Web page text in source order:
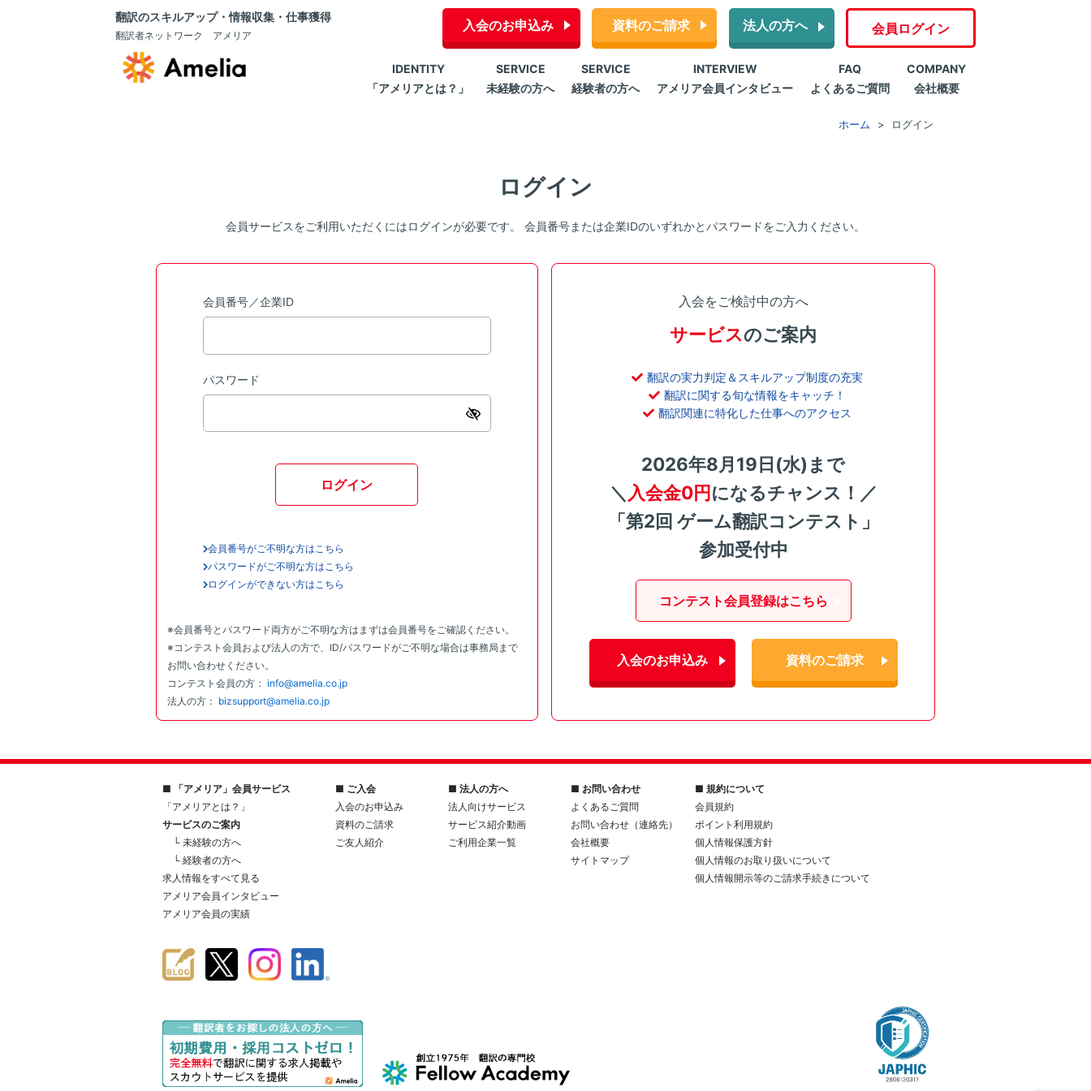
翻訳のスキルアップ・情報収集・仕事獲得
翻訳者ネットワーク アメリア
入会のお申込み 資料のご請求 法人の方へ 会員ログイン
IDENTITY
「アメリアとは？」
SERVICE
未経験の方へ
SERVICE
経験者の方へ
INTERVIEW
アメリア会員インタビュー
FAQ
よくあるご質問
COMPANY
会社概要
ホーム ログイン
ログイン
会員サービスをご利用いただくにはログインが必要です。 会員番号または企業IDのいずれかとパスワードをご入力ください。
会員番号／企業ID
パスワード
ログイン
会員番号がご不明な方はこちら
パスワードがご不明な方はこちら
ログインができない方はこちら
※会員番号とパスワード両方がご不明な方はまずは会員番号をご確認ください。
※コンテスト会員および法人の方で、ID/パスワードがご不明な場合は事務局まで
お問い合わせください。
コンテスト会員の方： info@amelia.co.jp
法人の方： bizsupport@amelia.co.jp
入会をご検討中の方へ
サービスのご案内
翻訳の実力判定＆スキルアップ制度の充実
翻訳に関する旬な情報をキャッチ！
翻訳関連に特化した仕事へのアクセス
2026年8月19日(水)まで
＼ 入会金0円になるチャンス！／
「第2回 ゲーム翻訳コンテスト」
参加受付中
コンテスト会員登録はこちら
入会のお申込み 資料のご請求
■ 「アメリア」会員サービス
「アメリアとは？」
サービスのご案内
└ 未経験の方へ
└ 経験者の方へ
求人情報をすべて見る
アメリア会員インタビュー
アメリア会員の実績
■ ご入会
入会のお申込み
資料のご請求
ご友人紹介
■ 法人の方へ
法人向けサービス
サービス紹介動画
ご利用企業一覧
■ お問い合わせ
よくあるご質問
お問い合わせ（連絡先）
会社概要
サイトマップ
■ 規約について
会員規約
ポイント利用規約
個人情報保護方針
個人情報のお取り扱いについて
個人情報開示等のご請求手続きについて